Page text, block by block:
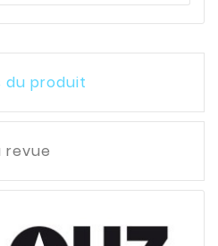
du produit
revue